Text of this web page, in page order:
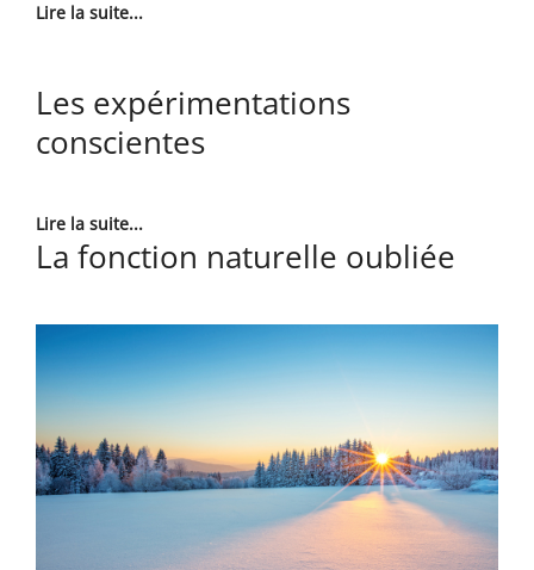
Lire la suite...
Les expérimentations
conscientes
Lire la suite...
La fonction naturelle oubliée